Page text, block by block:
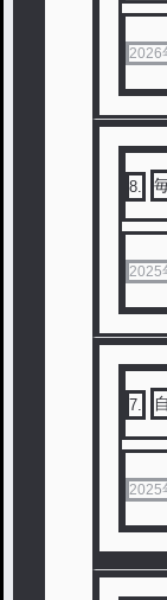
2026
8.
2025
7.
2025